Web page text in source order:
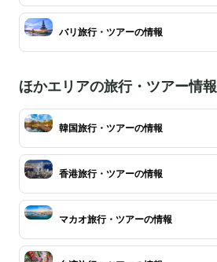
バリ旅行・ツアーの情報
ほかエリアの旅行・ツアー情報
韓国旅行・ツアーの情報
香港旅行・ツアーの情報
マカオ旅行・ツアーの情報